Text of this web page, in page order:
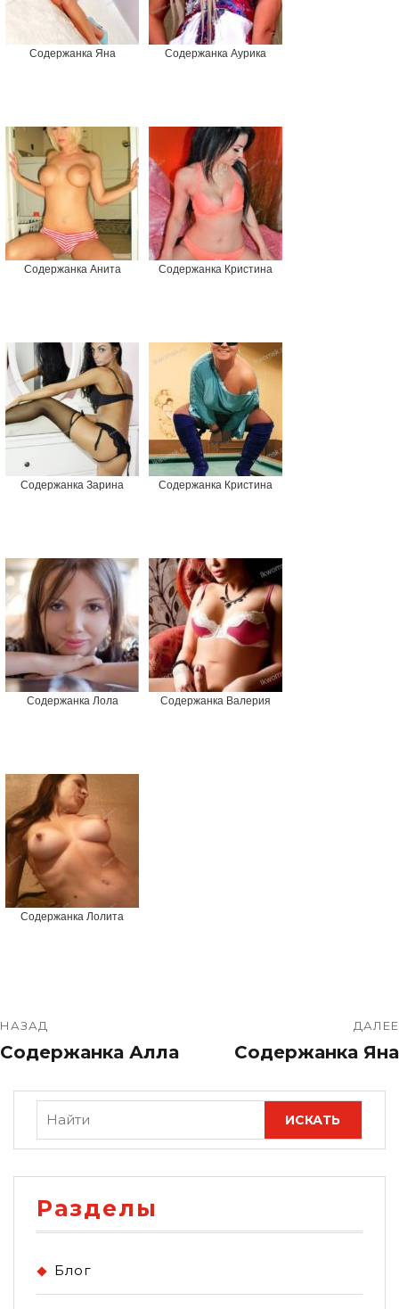
Содержанка Яна Содержанка Аурика
Содержанка Анита Содержанка Кристина
Содержанка Зарина Содержанка Кристина
Содержанка Лола Содержанка Валерия
Содержанка Лолита
НАЗАД
Содержанка Алла
ДАЛЕЕ
Содержанка Яна
Разделы
Блог